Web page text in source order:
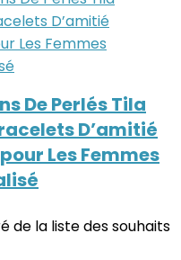
De Perlés Tila
D’amitié
Les Femmes
de la liste des souhaits